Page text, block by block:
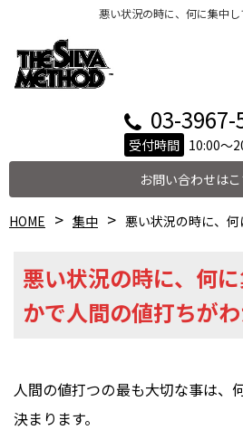
悪い状況の時に、何に集中
03-3967-
受付時間 10:00～
お問い合わせは
HOME 集中 悪い状況の時に、
悪い状況の時に、何
かで人間の値打ちが
人間の値打つの最も大切な事は、
決まります。